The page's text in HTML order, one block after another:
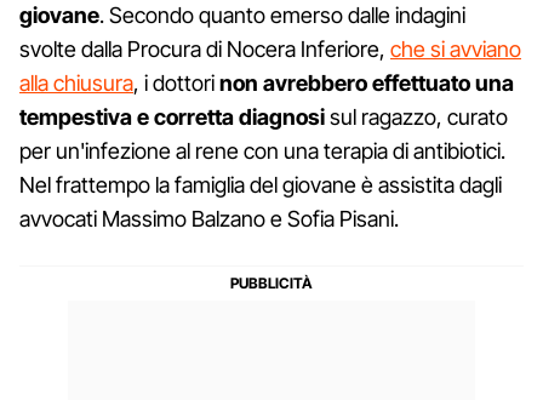
giovane. Secondo quanto emerso dalle indagini
svolte dalla Procura di Nocera Inferiore, che si avviano
alla chiusura, i dottorinon avrebbero effettuato una
tempestiva e corretta diagnosisul ragazzo, curato
per un'infezione al rene con una terapia di antibiotici.
Nel frattempo la famiglia del giovane è assistita dagli
avvocati Massimo Balzano e Sofia Pisani.